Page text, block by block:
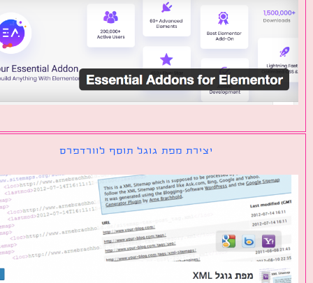
יצירת מפת גוגל תוסף לוורדפרס